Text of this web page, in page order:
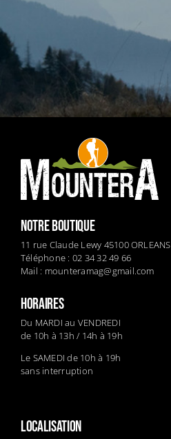
NOTRE BOUTIQUE
11 rue Claude Lewy 45100 ORLEANS
Téléphone : 02 34 32 49 66
Mail : mounteramag@gmail.com
HORAIRES
Du MARDI au VENDREDI
de 10h à 13h / 14h à 19h
Le SAMEDI de 10h à 19h
sans interruption
LOCALISATION